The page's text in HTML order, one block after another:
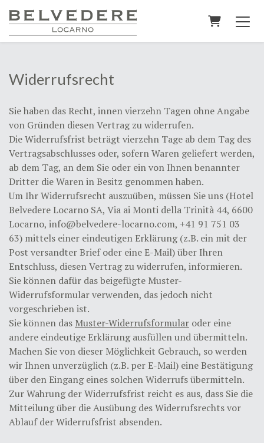
Warenkorb
Widerrufsrecht
Sie haben das Recht, innen vierzehn Tagen ohne Angabe
von Gründen diesen Vertrag zu widerrufen.
Die Widerrufsfrist beträgt vierzehn Tage ab dem Tag des
Vertragsabschlusses oder, sofern Waren geliefert werden,
ab dem Tag, an dem Sie oder ein von Ihnen benannter
Dritter die Waren in Besitz genommen haben.
Um Ihr Widerrufsrecht auszuüben, müssen Sie uns (Hotel
Belvedere Locarno SA, Via ai Monti della Trinità 44, 6600
Locarno, info@belvedere-locarno.com, +41 91 751 03
63) mittels einer eindeutigen Erklärung (z.B. ein mit der
Post versandter Brief oder eine E-Mail) über Ihren
Entschluss, diesen Vertrag zu widerrufen, informieren.
Sie können dafür das beigefügte Muster-
Widerrufsformular verwenden, das jedoch nicht
vorgeschrieben ist.
Sie können das Muster-Widerrufsformular oder eine
andere eindeutige Erklärung ausfüllen und übermitteln.
Machen Sie von dieser Möglichkeit Gebrauch, so werden
wir Ihnen unverzüglich (z.B. per E-Mail) eine Bestätigung
über den Eingang eines solchen Widerrufs übermitteln.
Zur Wahrung der Widerrufsfrist reicht es aus, dass Sie die
Mitteilung über die Ausübung des Widerrufsrechts vor
Ablauf der Widerrufsfrist absenden.